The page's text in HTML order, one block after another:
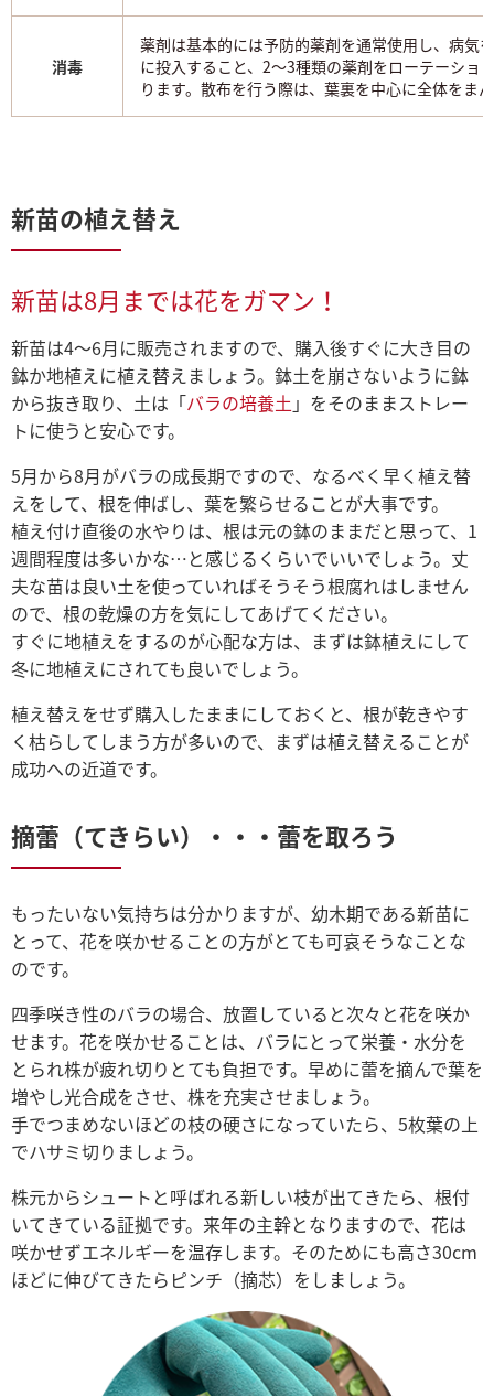
消毒
薬剤は基本的には予防的薬剤を通常使用し、病気
に投入すること、2～3種類の薬剤をローテーショ
ります。散布を行う際は、葉裏を中心に全体をま
新苗の植え替え
新苗は8月までは花をガマン！
新苗は4～6月に販売されますので、購入後すぐに大き目の
鉢か地植えに植え替えましょう。鉢土を崩さないように鉢
から抜き取り、土は「バラの培養土 」をそのままストレー
トに使うと安心です。
5月から8月がバラの成長期ですので、なるべく早く植え替
えをして、根を伸ばし、葉を繁らせることが大事です。
植え付け直後の水やりは、根は元の鉢のままだと思って、1
週間程度は多いかな…と感じるくらいでいいでしょう。丈
夫な苗は良い土を使っていればそうそう根腐れはしません
ので、根の乾燥の方を気にしてあげてください。
すぐに地植えをするのが心配な方は、まずは鉢植えにして
冬に地植えにされても良いでしょう。
植え替えをせず購入したままにしておくと、根が乾きやす
く枯らしてしまう方が多いので、まずは植え替えることが
成功への近道です。
摘蕾（てきらい）・・・蕾を取ろう
もったいない気持ちは分かりますが、幼木期である新苗に
とって、花を咲かせることの方がとても可哀そうなことな
のです。
四季咲き性のバラの場合、放置していると次々と花を咲か
せます。花を咲かせることは、バラにとって栄養・水分を
とられ株が疲れ切りとても負担です。早めに蕾を摘んで葉を
増やし光合成をさせ、株を充実させましょう。
手でつまめないほどの枝の硬さになっていたら、5枚葉の上
でハサミ切りましょう。
株元からシュートと呼ばれる新しい枝が出てきたら、根付
いてきている証拠です。来年の主幹となりますので、花は
咲かせずエネルギーを温存します。そのためにも高さ30cm
ほどに伸びてきたらピンチ（摘芯）をしましょう。